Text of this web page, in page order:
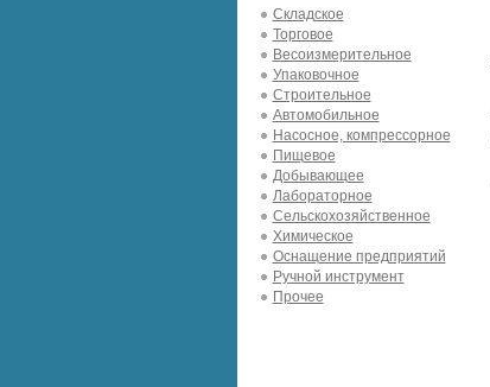
Складское
Торговое
Весоизмерительное
Упаковочное
Строительное
Автомобильное
Насосное, компрессорное
Пищевое
Добывающее
Лабораторное
Сельскохозяйственное
Химическое
Оснащение предприятий
Ручной инструмент
Прочее